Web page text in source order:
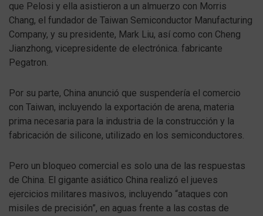
que Pelosi y ella asistieron a un almuerzo con Morris
Chang, el fundador de Taiwan Semiconductor Manufacturing
Company, y su presidente, Mark Liu, así como con Cheng
Jianzhong, vicepresidente de electrónica. fabricante
Pegatron.
Por su parte, China anunció que suspendería el comercio
con Taiwan, incluyendo la exportación de arena, materia
prima necesaria para la industria de la construcción y la
fabricación de silicone, utilizado en los semiconductores.
Pero un bloqueo comercial es solo una de las respuestas
de China. El gigante asiático China realizó el jueves
ejercicios militares masivos, incluyendo “ataques con
misiles de precisión”, en aguas frente a las costas de